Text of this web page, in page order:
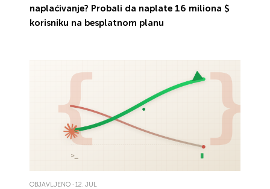
naplaćivanje? Probali da naplate 16 miliona $
korisniku na besplatnom planu
OBJAVLJENO · 12. JUL